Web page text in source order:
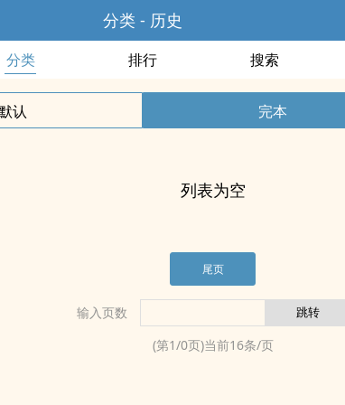
分类 - 历史
分类 排行 搜索
认 完本
列表为空
尾页
输入页数
(第1/0页)当前16条/页